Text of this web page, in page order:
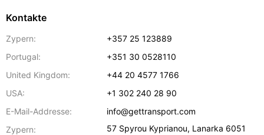
Kontakte
Zypern:
+357 25 123889
Portugal:
+351 30 0528110
United Kingdom:
+44 20 4577 1766
USA:
+1 302 240 28 90
E-Mail-Addresse:
info@gettransport.com
Zypern:
57 Spyrou Kyprianou, Lanarka 6051